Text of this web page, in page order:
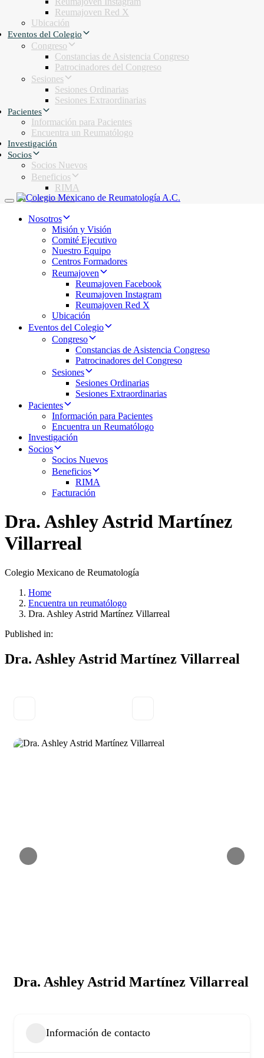
Reumajoven Red X
Ubicación
Eventos del Colegio
Congreso
Constancias de Asistencia Congreso
Patrocinadores del Congreso
Sesiones
Sesiones Ordinarias
Sesiones Extraordinarias
Pacientes
Información para Pacientes
Encuentra un Reumatólogo
Investigación
Socios
Socios Nuevos
Beneficios
RIMA
Facturación
Toggle navigation
Nosotros
Misión y Visión
Comité Ejecutivo
Nuestro Equipo
Centros Formadores
Reumajoven
Reumajoven Facebook
Reumajoven Instagram
Reumajoven Red X
Ubicación
Eventos del Colegio
Congreso
Constancias de Asistencia Congreso
Patrocinadores del Congreso
Sesiones
Sesiones Ordinarias
Sesiones Extraordinarias
Pacientes
Información para Pacientes
Encuentra un Reumatólogo
Investigación
Socios
Socios Nuevos
Beneficios
RIMA
Facturación
Dra. Ashley Astrid Martínez
Villarreal
Colegio Mexicano de Reumatología
Home
Encuentra un reumatólogo
Dra. Ashley Astrid Martínez Villarreal
Published in:
Dra. Ashley Astrid Martínez Villarreal
Dra. Ashley Astrid Martínez Villarreal
Información de contacto